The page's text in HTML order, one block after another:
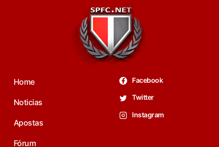
Home
Noticias
Apostas
Fórum
Facebook
Twitter
Instagram